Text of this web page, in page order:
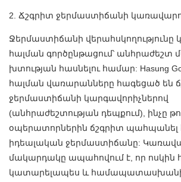
2. Ճշգրիտ ջերմաստիճանի
Ջերմաստիճանի վերահսկողությունը
հալման գործընթացում՝ անհրաժեշտ
խտության հասնելու համար: Hasung
հալման վառարանները հագեցած են
ջերմաստիճանի կարգավորիչներով
(անհրաժեշտության դեպքում), ինչը
օպերատորներին ճշգրիտ պահպանել
իդեալական ջերմաստիճանը:
մակարդակը ապահովում է, որ ոսկին
կատարելապես և